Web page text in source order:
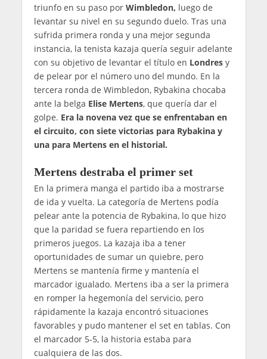
triunfo en su paso por Wimbledon, luego de
levantar su nivel en su segundo duelo. Tras una
sufrida primera ronda y una mejor segunda
instancia, la tenista kazaja quería seguir adelante
con su objetivo de levantar el título en Londresy
de pelear por el número uno del mundo. En la
tercera ronda de Wimbledon, Rybakina chocaba
ante la belga Elise Mertens, que quería dar el
golpe. Era la novena vez que se enfrentaban en
el circuito, con siete victorias para Rybakina y
una para Mertens en el historial.
Mertens destraba el primer set
En la primera manga el partido iba a mostrarse
de ida y vuelta. La categoría de Mertens podía
pelear ante la potencia de Rybakina, lo que hizo
que la paridad se fuera repartiendo en los
primeros juegos. La kazaja iba a tener
oportunidades de sumar un quiebre, pero
Mertens se mantenía firme y mantenía el
marcador igualado. Mertens iba a ser la primera
en romper la hegemonía del servicio, pero
rápidamente la kazaja encontró situaciones
favorables y pudo mantener el set en tablas. Con
el marcador 5-5, la historia estaba para
cualquiera de las dos.